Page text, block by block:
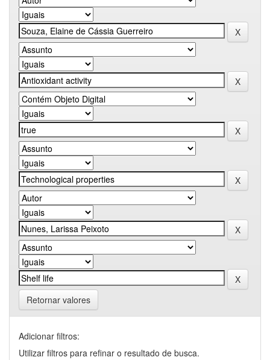
Retornar valores
Adicionar filtros:
Utilizar filtros para refinar o resultado de busca.